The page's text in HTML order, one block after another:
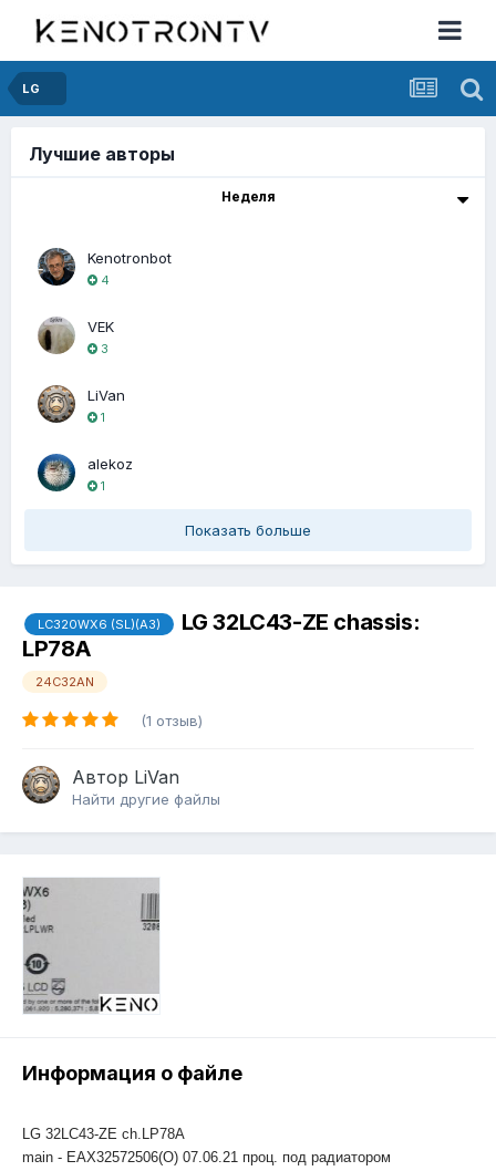
LG
Лучшие авторы
Неделя
Kenotronbot
4
VEK
3
LiVan
1
alekoz
1
Показать больше
LC320WX6 (SL)(A3)
LG 32LC43-ZE chassis:
LP78A
24C32AN
(1 отзыв)
Автор LiVan
Найти другие файлы
Информация о файле
LG 32LC43-ZE ch.LP78A
main - EAX32572506(O) 07.06.21 проц. под радиатором